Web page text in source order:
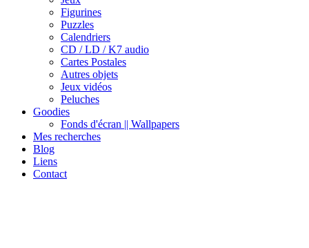
Figurines
Puzzles
Calendriers
CD / LD / K7 audio
Cartes Postales
Autres objets
Jeux vidéos
Peluches
Goodies
Fonds d'écran || Wallpapers
Mes recherches
Blog
Liens
Contact